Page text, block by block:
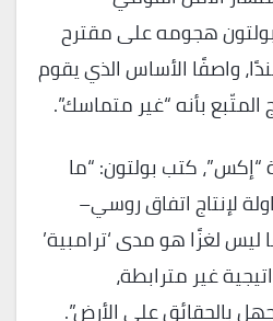
هجومه على مقترح
المكوّن من 28 بندًا، واصفًا الأساس الذي يقوم
المتّبع بأنه “غير متماسك”.
كتب بولتون: “ما
لإنتاج اتفاق روسي–
ليس لغزًا هو مدى ‘ترامبية’
غير مترابطة،
بالحقائق على الأرض”.